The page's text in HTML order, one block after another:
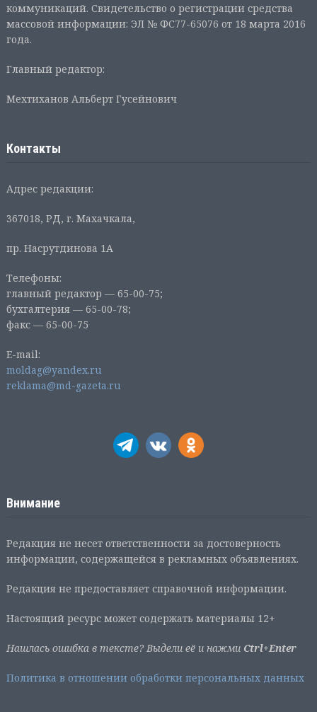
коммуникаций. Свидетельство о регистрации средства
массовой информации: ЭЛ № ФС77-65076 от 18 марта 2016
года.
Главный редактор:
Мехтиханов Альберт Гусейнович
Контакты
Адрес редакции:
367018, РД, г. Махачкала,
пр. Насрутдинова 1А
Телефоны:
главный редактор — 65-00-75;
бухгалтерия — 65-00-78;
факс — 65-00-75
E-mail:
moldag@yandex.ru
reklama@md-gazeta.ru
Внимание
Редакция не несет ответственности за достоверность
информации, содержащейся в рекламных объявлениях.
Редакция не предоставляет справочной информации.
Настоящий ресурс может содержать материалы 12+
Нашлась ошибка в тексте? Выдели её и нажми Ctrl+Enter
Политика в отношении обработки персональных данных